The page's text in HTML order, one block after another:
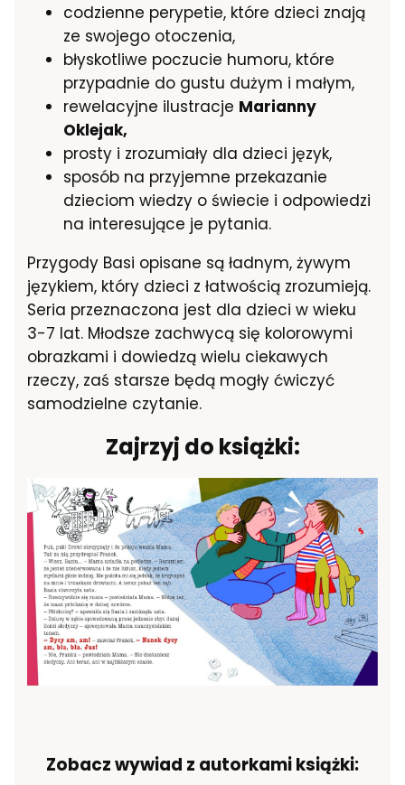
codzienne perypetie, które dzieci znają
ze swojego otoczenia,
błyskotliwe poczucie humoru, które
przypadnie do gustu dużym i małym,
rewelacyjne ilustracje Marianny
Oklejak,
prosty i zrozumiały dla dzieci język,
sposób na przyjemne przekazanie
dzieciom wiedzy o świecie i odpowiedzi
na interesujące je pytania.
Przygody Basi opisane są ładnym, żywym
językiem, który dzieci z łatwością zrozumieją.
Seria przeznaczona jest dla dzieci w wieku
3-7 lat. Młodsze zachwycą się kolorowymi
obrazkami i dowiedzą wielu ciekawych
rzeczy, zaś starsze będą mogły ćwiczyć
samodzielne czytanie.
Zajrzyj do książki:
Zobacz wywiad z autorkami książki: